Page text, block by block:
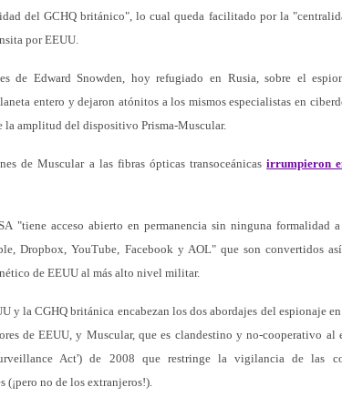
del GCHQ británico", lo cual queda facilitado por la
por EEUU.
de Edward Snowden, hoy refugiado en Rusia, sobre el
entero y dejaron atónitos a los mismos especialistas en
la amplitud del dispositivo Prisma-Muscular.
de Muscular a las fibras ópticas transoceánicasirrumpieron
"tiene acceso abierto en permanencia sin ninguna formalidad
Dropbox, YouTube, Facebook y AOL" que son convertidos
de EEUU al más alto nivel militar.
y la CGHQ británica encabezan los dos abordajes del espionaje
de EEUU, y Muscular, que es clandestino y no-cooperativo al
Act') de 2008 que restringe la vigilancia de las
(¡pero no de los extranjeros!).